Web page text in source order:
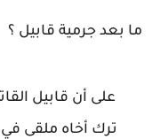
ما بعد جرمية قابيل ؟
على أن قابيل
ترك أخاه ملقى